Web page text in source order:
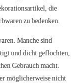
die
zu bedenken.
Manche sind
und dicht geflochten,
Gebrauch macht.
möglicherweise nicht